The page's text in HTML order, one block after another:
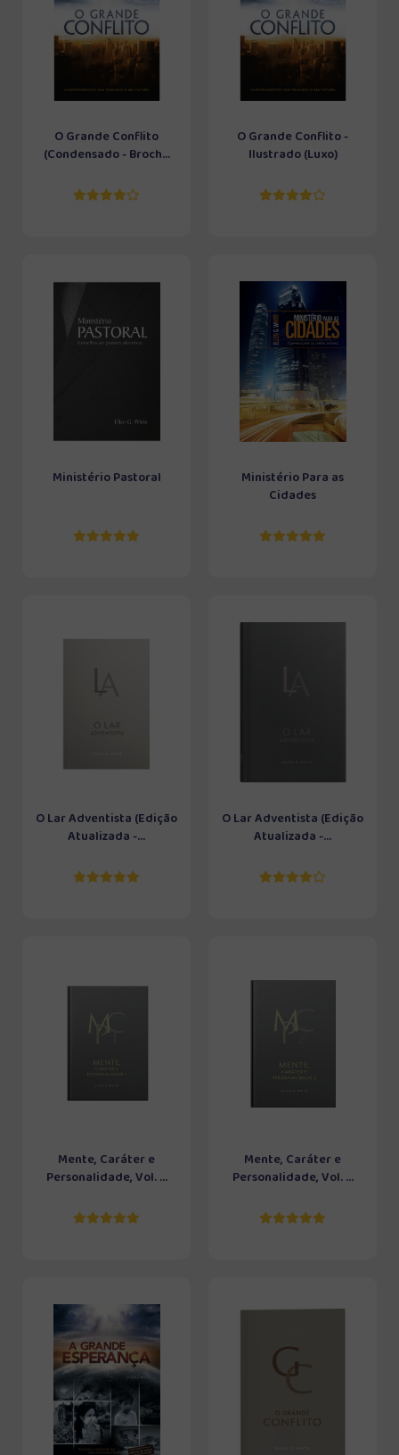
O Grande Conflito
(Condensado - Broch...
O Grande Conflito -
Ilustrado (Luxo)
Ministério Pastoral
Ministério Para as
Cidades
O Lar Adventista (Edição
Atualizada -...
O Lar Adventista (Edição
Atualizada -...
Mente, Caráter e
Personalidade, Vol. ...
Mente, Caráter e
Personalidade, Vol. ...